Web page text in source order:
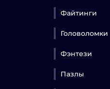
Файтинги
Головоломки
Фэнтези
Пазлы